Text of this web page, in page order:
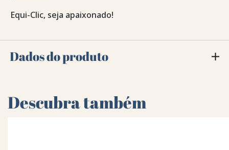
Equi-Clic, seja apaixonado!
Dados do produto
Descubra também